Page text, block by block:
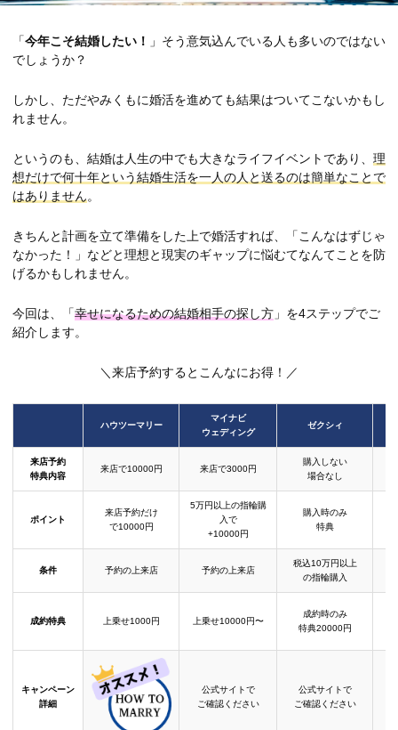
「今年こそ結婚したい！
」そう意気込んでいる人も多いのではない
でしょうか？
しかし、ただやみくもに婚活を進めても結果はついてこないかもし
れません。
というのも、結婚は人生の中でも大きなライフイベントであり、 理
想だけで何十年という結婚生活を一人の人と送るのは簡単なことで
はありません。
きちんと計画を立て準備をした上で婚活すれば、「こんなはずじゃ
なかった！」などと理想と現実のギャップに悩むてなんてことを防
げるかもしれません。
今回は、「幸せになるための結婚相手の探し方 」を4ステップでご
紹介します。
＼来店予約するとこんなにお得！／
ハウツーマリー
マイナビ
ウェディング
ゼクシィ
来店予約
特典内容
来店で10000円 来店で3000円
購入しない
場合なし
ポイント
来店予約だけ
で10000円
5万円以上の指輪購
入で
+10000円
購入時のみ
特典
条件 予約の上来店 予約の上来店
税込10万円以上
の指輪購入
成約特典 上乗せ1000円 上乗せ10000円〜
成約時のみ
特典20000円
キャンペーン
詳細
公式サイトで
ご確認ください
公式サイトで
ご確認ください